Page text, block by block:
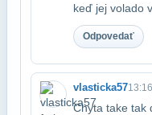
keď jej volado
Odpovedať
vlasticka57
Chyta take tak